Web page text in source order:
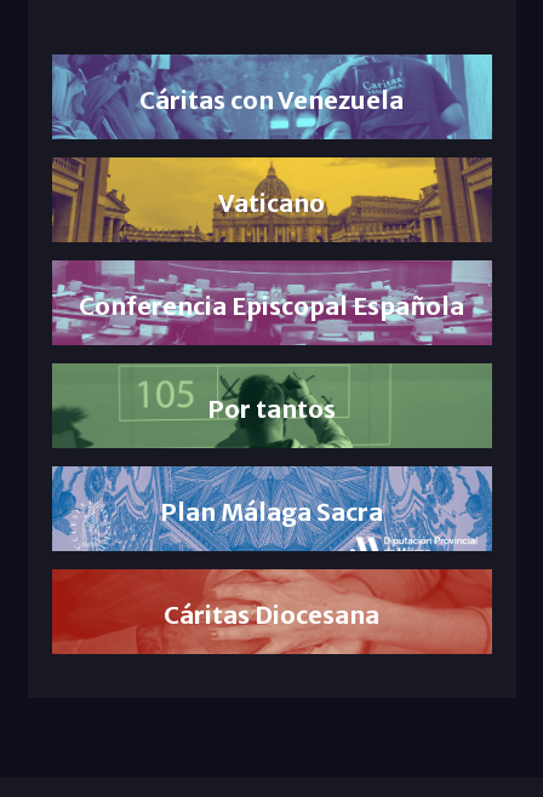
Cáritas con Venezuela
Vaticano
Conferencia Episcopal Española
Por tantos
Plan Málaga Sacra
Cáritas Diocesana